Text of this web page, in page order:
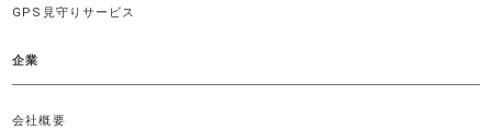
GPS見守りサービス
企業
会社概要